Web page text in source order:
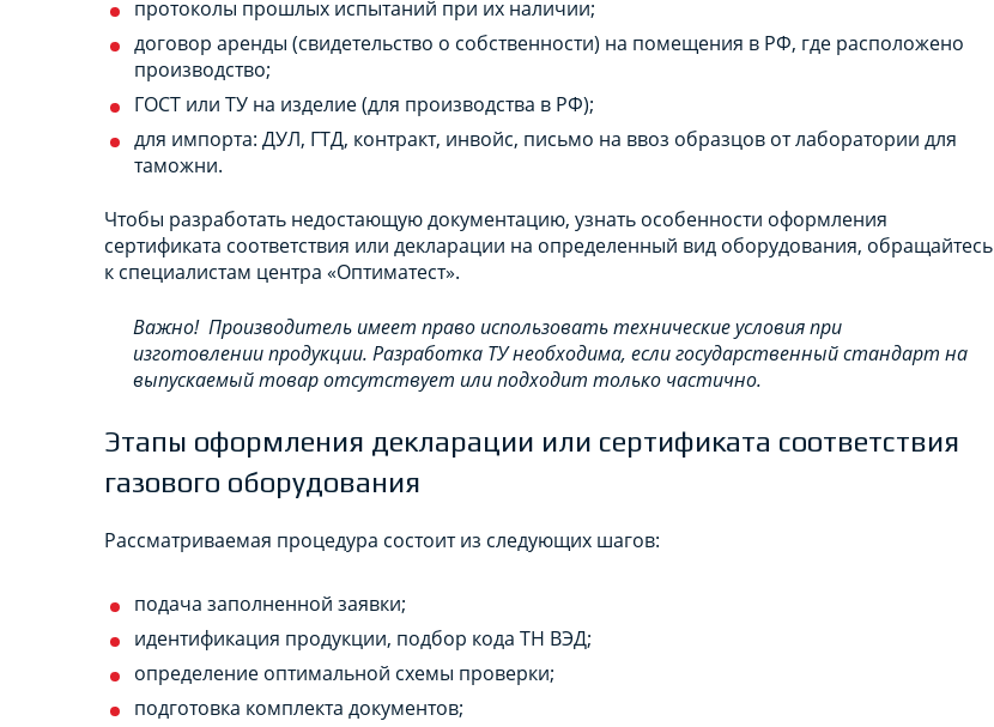
протоколы прошлых испытаний при их наличии;
договор аренды (свидетельство о собственности) на помещения в РФ, где расположено
производство;
ГОСТ или ТУ на изделие (для производства в РФ);
для импорта: ДУЛ, ГТД, контракт, инвойс, письмо на ввоз образцов от лаборатории для
таможни.
Чтобы разработать недостающую документацию, узнать особенности оформления
сертификата соответствия или декларации на определенный вид оборудования, обращайтесь
к специалистам центра «Оптиматест».
Важно! Производитель имеет право использовать технические условия при
изготовлении продукции. Разработка ТУ необходима, если государственный стандарт на
выпускаемый товар отсутствует или подходит только частично.
Этапы оформления декларации или сертификата соответствия
газового оборудования
Рассматриваемая процедура состоит из следующих шагов:
подача заполненной заявки;
идентификация продукции, подбор кода ТН ВЭД;
определение оптимальной схемы проверки;
подготовка комплекта документов;